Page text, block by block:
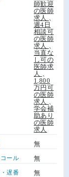
師歓迎
の医師
求人
週4日
相談可
の医師
求人
当直な
し可の
医師求
人
1,800
万円可
の医師
求人
学会補
助あり
の医師
求人
無
ール 無
遅番 無